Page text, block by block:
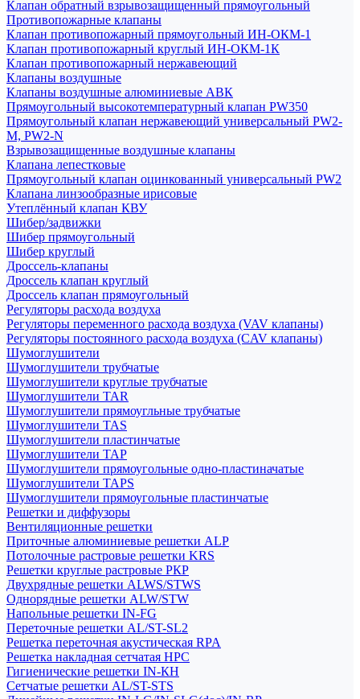
Клапан обратный взрывозащищенный прямоугольный
Противопожарные клапаны
Клапан противопожарный прямоугольный ИН-ОКМ-1
Клапан противопожарный круглый ИН-ОКМ-1К
Клапан противопожарный нержавеющий
Клапаны воздушные
Клапаны воздушные алюминиевые АВК
Прямоугольный высокотемпературный клапан PW350
Прямоугольный клапан нержавеющий универсальный PW2-
M, PW2-N
Взрывозащищенные воздушные клапаны
Клапана лепестковые
Прямоугольный клапан оцинкованный универсальный PW2
Клапана линзообразные ирисовые
Утеплённый клапан КВУ
Шибер/задвижки
Шибер прямоугольный
Шибер круглый
Дроссель-клапаны
Дроссель клапан круглый
Дроссель клапан прямоугольный
Регуляторы расхода воздуха
Регуляторы переменного расхода воздуха (VAV клапаны)
Регуляторы постоянного расхода воздуха (CAV клапаны)
Шумоглушители
Шумоглушители трубчатые
Шумоглушители круглые трубчатые
Шумоглушители TAR
Шумоглушители прямоугльные трубчатые
Шумоглушители TAS
Шумоглушители пластинчатые
Шумоглушители TAP
Шумоглушители прямоугольные одно-пластиначатые
Шумоглушители TAPS
Шумоглушители прямоугольные пластинчатые
Решетки и диффузоры
Вентиляционные решетки
Приточные алюминиевые решетки ALP
Потолочные растровые решетки KRS
Решетки круглые растровые РКР
Двухрядные решетки ALWS/STWS
Однорядные решетки ALW/STW
Напольные решетки IN-FG
Переточные решетки AL/ST-SL2
Решетка переточная акустическая RPA
Решетка накладная сетчатая НРС
Гигиенические решетки IN-КН
Сетчатые решетки AL/ST-STS